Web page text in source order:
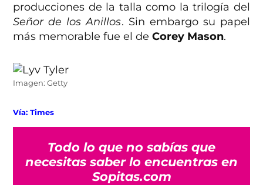
producciones de la talla como la trilogía del
Señor de los Anillos. Sin embargo su papel
más memorable fue el deCorey Mason.
Imagen: Getty
Vía: Times
Todo lo que no sabías que
necesitas saber lo encuentras en
Sopitas.com